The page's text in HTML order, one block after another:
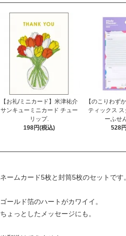
【お礼/ミニカード】米津祐介
サンキューミニカード チュー
リップ.
198円(税込)
【のこりわず
ティックス
ーふせ
528
ネームカード5枚と封筒5枚のセットです。
ゴールド箔のハートがカワイイ。
ちょっとしたメッセージにも。